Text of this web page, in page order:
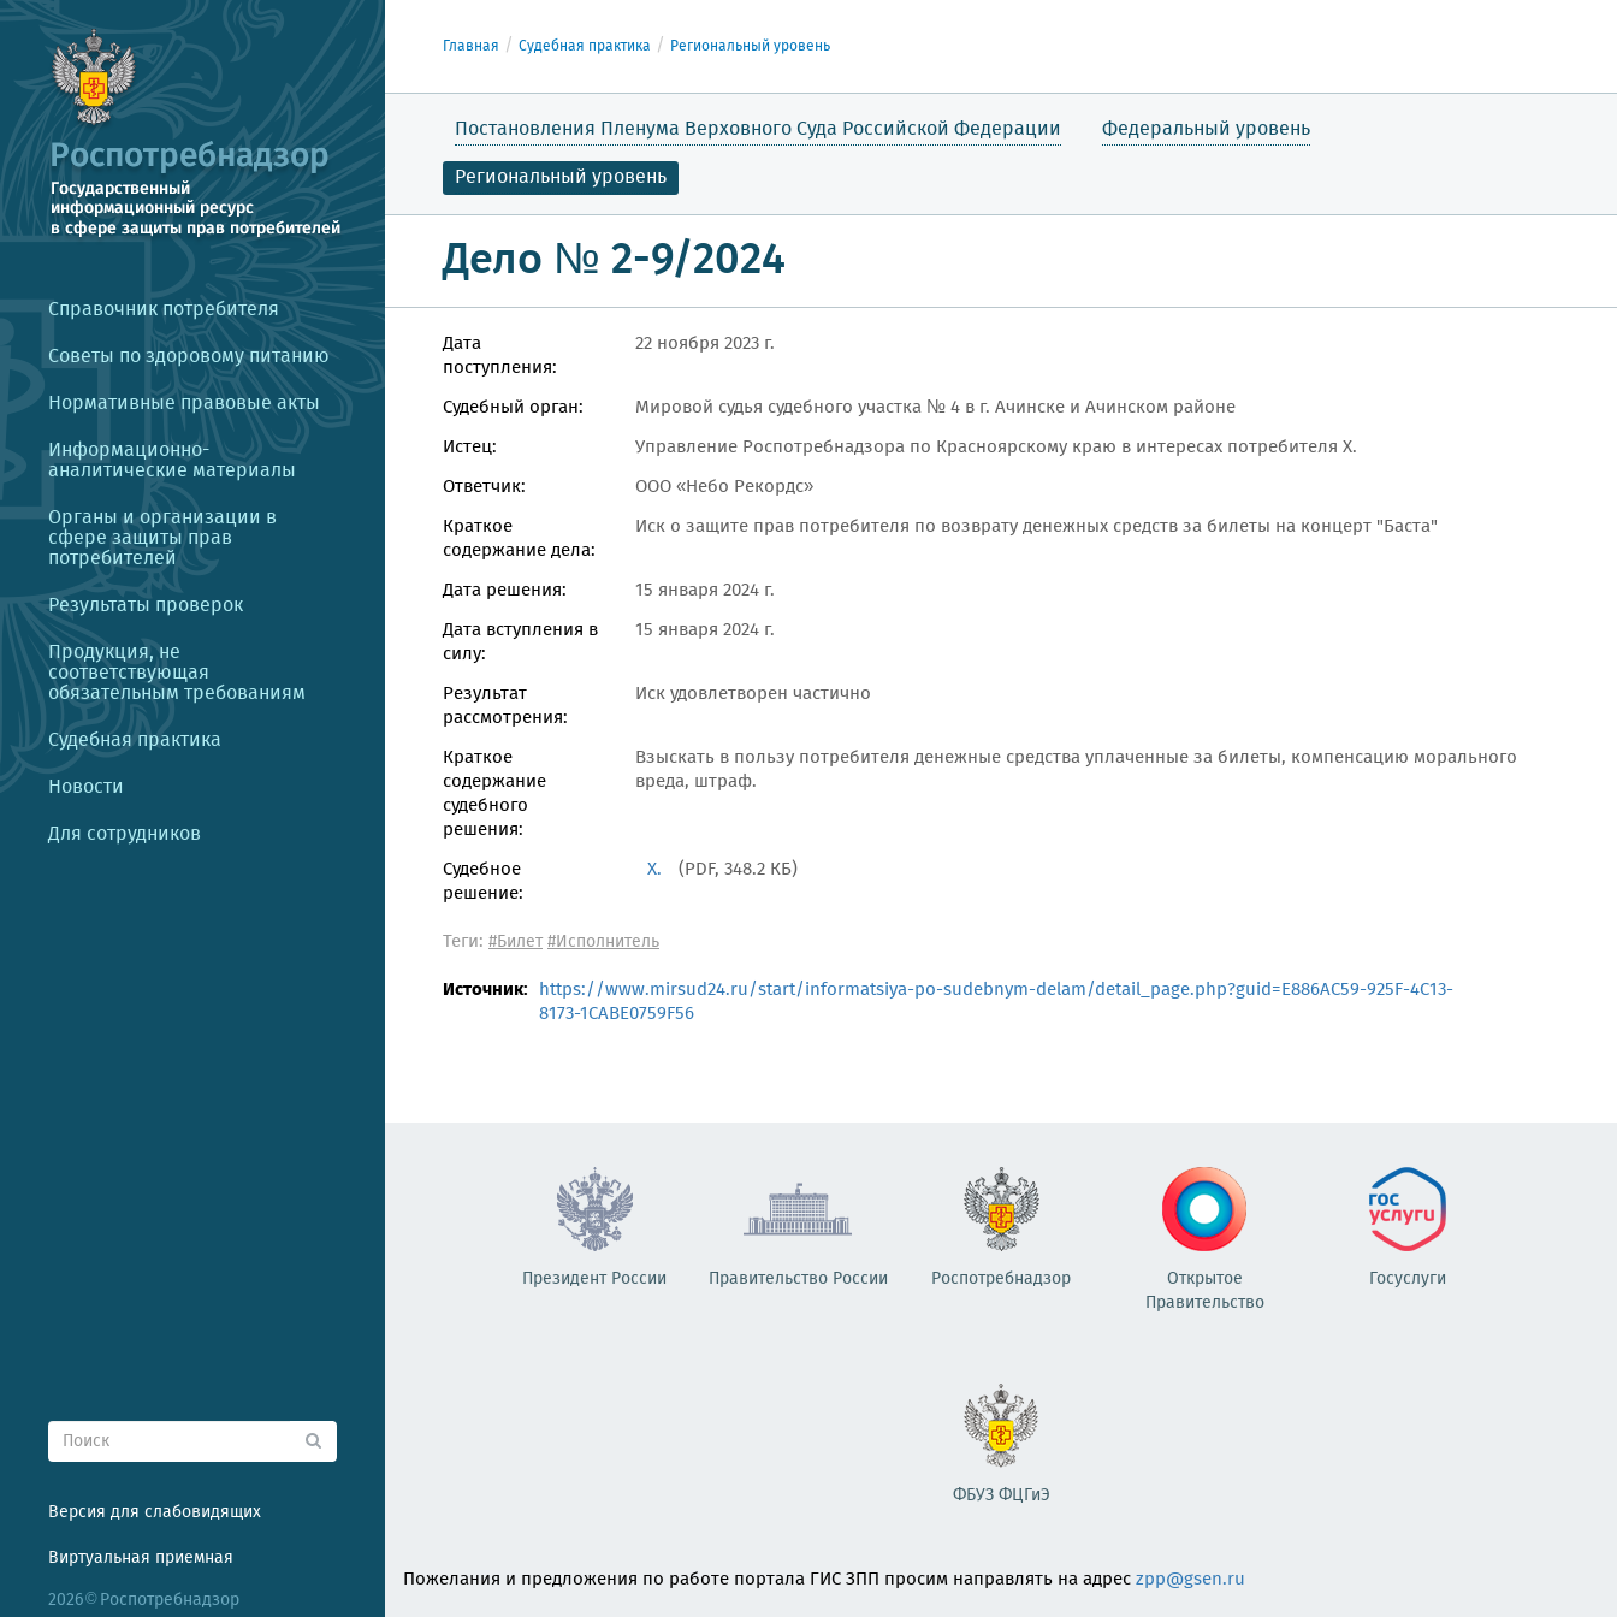
Справочник потребителя
Советы по здоровому питанию
Нормативные правовые акты
Информационно-
аналитические материалы
Органы и организации в
сфере защиты прав
потребителей
Результаты проверок
Продукция, не
соответствующая
обязательным требованиям
Судебная практика
Новости
Для сотрудников
Версия для слабовидящих
Виртуальная приемная
2026©Роспотребнадзор
Главная Судебная практика Региональный уровень
Постановления Пленума Верховного Суда Российской Федерации
Федеральный уровень
Региональный уровень
Дело № 2-9/2024
Дата
поступления:
22 ноября 2023 г.
Судебный орган:
Мировой судья судебного участка № 4 в г. Ачинске и Ачинском районе
Истец:
Управление Роспотребнадзора по Красноярскому краю в интересах потребителя Х.
Ответчик:
ООО «Небо Рекордс»
Краткое
содержание дела:
Иск о защите прав потребителя по возврату денежных средств за билеты на концерт "Баста"
Дата решения:
15 января 2024 г.
Дата вступления в
силу:
15 января 2024 г.
Результат
рассмотрения:
Иск удовлетворен частично
Краткое
содержание
судебного
решения:
Взыскать в пользу потребителя денежные средства уплаченные за билеты, компенсацию морального
вреда, штраф.
Судебное
решение:
Х. (PDF, 348.2 КБ)
Теги: #Билет#Исполнитель
Источник: https://www.mirsud24.ru/start/informatsiya-po-sudebnym-delam/detail_page.php?guid=E886AC59-925F-4C13-
8173-1CABE0759F56
Президент России Правительство России Роспотребнадзор
Открытое
Правительство
Госуслуги
ФБУЗ ФЦГиЭ
Пожелания и предложения по работе портала ГИС ЗПП просим направлять на адресzpp@gsen.ru